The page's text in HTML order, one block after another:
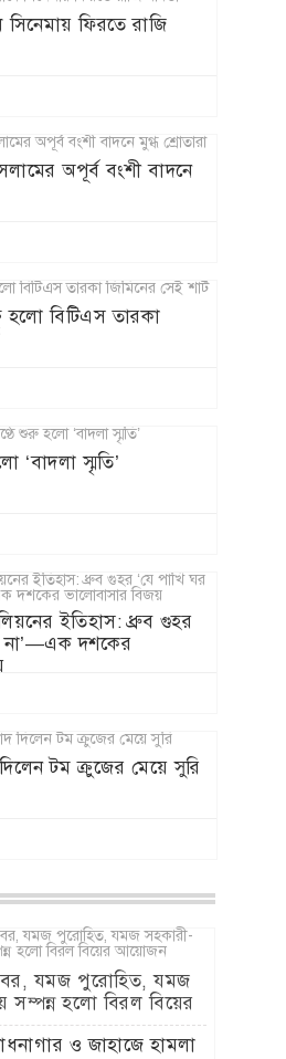
ফিরতে রাজি
অপূর্ব বংশী বাদনে
হলো বিটিএস তারকা
‘বাদলা স্মৃতি’
ইতিহাস: ধ্রুব গুহর
না’—এক দশকের
টম ক্রুজের মেয়ে সুরি
যমজ পুরোহিত, যমজ
সম্পন্ন হলো বিরল বিয়ের
ও জাহাজে হামলা